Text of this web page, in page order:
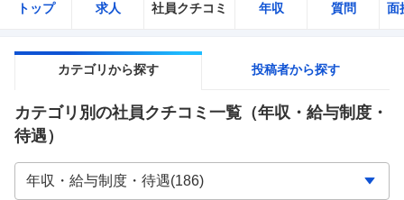
トップ 求人 社員クチコミ 年収 質問 面
カテゴリから探す 投稿者から探す
カテゴリ別の社員クチコミ一覧 （年収・給与制度・
待遇）